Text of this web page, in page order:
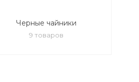
Черные чайники
9 товаров